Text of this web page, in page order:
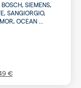
BOSCH, SIEMENS,
SANGIORGIO,
OCEAN ...
€